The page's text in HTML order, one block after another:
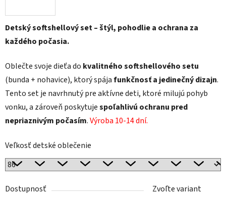
Detský softshellový set – štýl, pohodlie a ochrana za
každého počasia.
Oblečte svoje dieťa do kvalitného softshellového setu
(bunda + nohavice), ktorý spájafunkčnosť a jedinečný dizajn.
Tento set je navrhnutý pre aktívne deti, ktoré milujú pohyb
vonku, a zároveň poskytujespoľahlivú ochranu pred
nepriaznivým počasím.Výroba 10-14 dní.
Veľkosť detské oblečenie
Dostupnosť
Zvoľte variant